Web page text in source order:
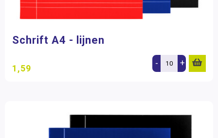
Schrift A4 - lijnen
1,59 - +